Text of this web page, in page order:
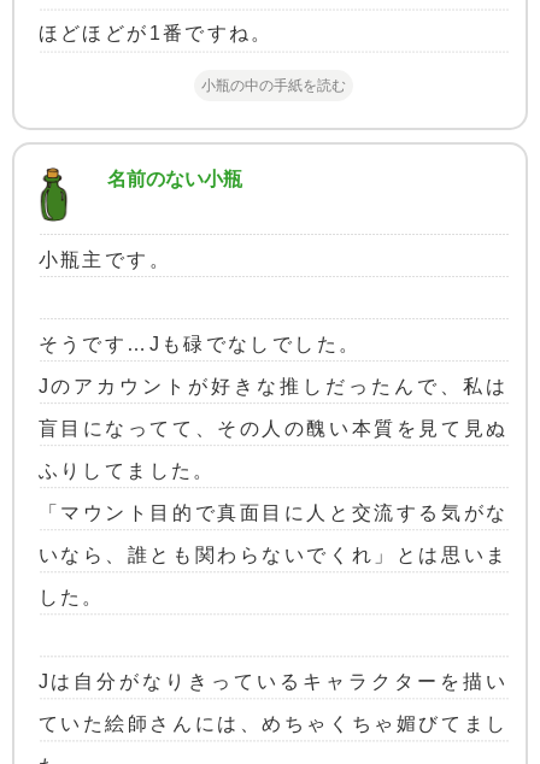
ほどほどが1番ですね。
小瓶の中の手紙を読む
名前のない小瓶
小瓶主です。
そうです…Jも碌でなしでした。
Jのアカウントが好きな推しだったんで、私は
盲目になってて、その人の醜い本質を見て見ぬ
ふりしてました。
「マウント目的で真面目に人と交流する気がな
いなら、誰とも関わらないでくれ」とは思いま
した。
Jは自分がなりきっているキャラクターを描い
ていた絵師さんには、めちゃくちゃ媚びてまし